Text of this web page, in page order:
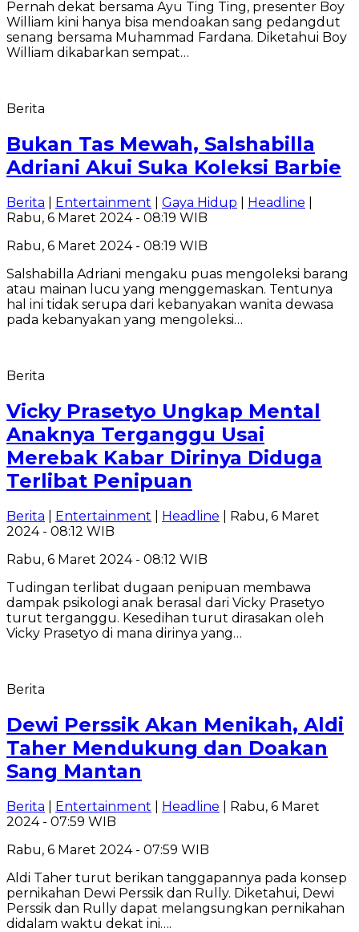
Pernah dekat bersama Ayu Ting Ting, presenter Boy
William kini hanya bisa mendoakan sang pedangdut
senang bersama Muhammad Fardana. Diketahui Boy
William dikabarkan sempat…
Berita
Bukan Tas Mewah, Salshabilla
Adriani Akui Suka Koleksi Barbie
Berita Entertainment Gaya Hidup Headline
Rabu, 6 Maret 2024 - 08:19 WIB
Rabu, 6 Maret 2024 - 08:19 WIB
Salshabilla Adriani mengaku puas mengoleksi barang
atau mainan lucu yang menggemaskan. Tentunya
hal ini tidak serupa dari kebanyakan wanita dewasa
pada kebanyakan yang mengoleksi…
Berita
Vicky Prasetyo Ungkap Mental
Anaknya Terganggu Usai
Merebak Kabar Dirinya Diduga
Terlibat Penipuan
Berita Entertainment Headline | Rabu, 6 Maret
2024 - 08:12 WIB
Rabu, 6 Maret 2024 - 08:12 WIB
Tudingan terlibat dugaan penipuan membawa
dampak psikologi anak berasal dari Vicky Prasetyo
turut terganggu. Kesedihan turut dirasakan oleh
Vicky Prasetyo di mana dirinya yang…
Berita
Dewi Perssik Akan Menikah, Aldi
Taher Mendukung dan Doakan
Sang Mantan
Berita Entertainment Headline | Rabu, 6 Maret
2024 - 07:59 WIB
Rabu, 6 Maret 2024 - 07:59 WIB
Aldi Taher turut berikan tanggapannya pada konsep
pernikahan Dewi Perssik dan Rully. Diketahui, Dewi
Perssik dan Rully dapat melangsungkan pernikahan
didalam waktu dekat ini….